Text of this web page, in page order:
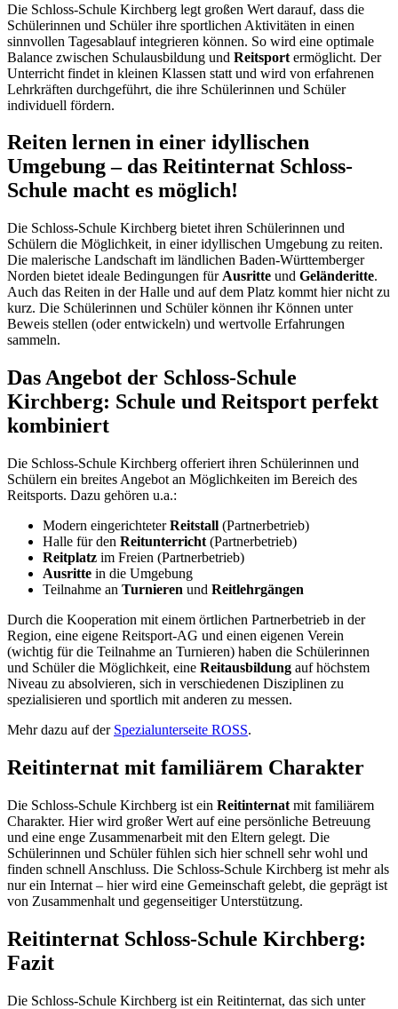
Die Schloss-Schule Kirchberg legt großen Wert darauf, dass die
Schülerinnen und Schüler ihre sportlichen Aktivitäten in einen
sinnvollen Tagesablauf integrieren können. So wird eine optimale
Balance zwischen Schulausbildung und Reitsport ermöglicht. Der
Unterricht findet in kleinen Klassen statt und wird von erfahrenen
Lehrkräften durchgeführt, die ihre Schülerinnen und Schüler
individuell fördern.
Reiten lernen in einer idyllischen
Umgebung – das Reitinternat Schloss-
Schule macht es möglich!
Die Schloss-Schule Kirchberg bietet ihren Schülerinnen und
Schülern die Möglichkeit, in einer idyllischen Umgebung zu reiten.
Die malerische Landschaft im ländlichen Baden-Württemberger
Norden bietet ideale Bedingungen für Ausritte und Geländeritte.
Auch das Reiten in der Halle und auf dem Platz kommt hier nicht zu
kurz. Die Schülerinnen und Schüler können ihr Können unter
Beweis stellen (oder entwickeln) und wertvolle Erfahrungen
sammeln.
Das Angebot der Schloss-Schule
Kirchberg: Schule und Reitsport perfekt
kombiniert
Die Schloss-Schule Kirchberg offeriert ihren Schülerinnen und
Schülern ein breites Angebot an Möglichkeiten im Bereich des
Reitsports. Dazu gehören u.a.:
Modern eingerichteterReitstall (Partnerbetrieb)
Halle für den Reitunterricht (Partnerbetrieb)
Reitplatz im Freien (Partnerbetrieb)
Ausritte in die Umgebung
Teilnahme an Turnieren und Reitlehrgängen
Durch die Kooperation mit einem örtlichen Partnerbetrieb in der
Region, eine eigene Reitsport-AG und einen eigenen Verein
(wichtig für die Teilnahme an Turnieren) haben die Schülerinnen
und Schüler die Möglichkeit, eine Reitausbildung auf höchstem
Niveau zu absolvieren, sich in verschiedenen Disziplinen zu
spezialisieren und sportlich mit anderen zu messen.
Mehr dazu auf der Spezialunterseite ROSS.
Reitinternat mit familiärem Charakter
Die Schloss-Schule Kirchberg ist ein Reitinternat mit familiärem
Charakter. Hier wird großer Wert auf eine persönliche Betreuung
und eine enge Zusammenarbeit mit den Eltern gelegt. Die
Schülerinnen und Schüler fühlen sich hier schnell sehr wohl und
finden schnell Anschluss. Die Schloss-Schule Kirchberg ist mehr als
nur ein Internat – hier wird eine Gemeinschaft gelebt, die geprägt ist
von Zusammenhalt und gegenseitiger Unterstützung.
Reitinternat Schloss-Schule Kirchberg:
Fazit
Die Schloss-Schule Kirchberg ist ein Reitinternat, das sich unter